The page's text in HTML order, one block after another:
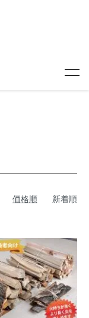
価格順 新着順